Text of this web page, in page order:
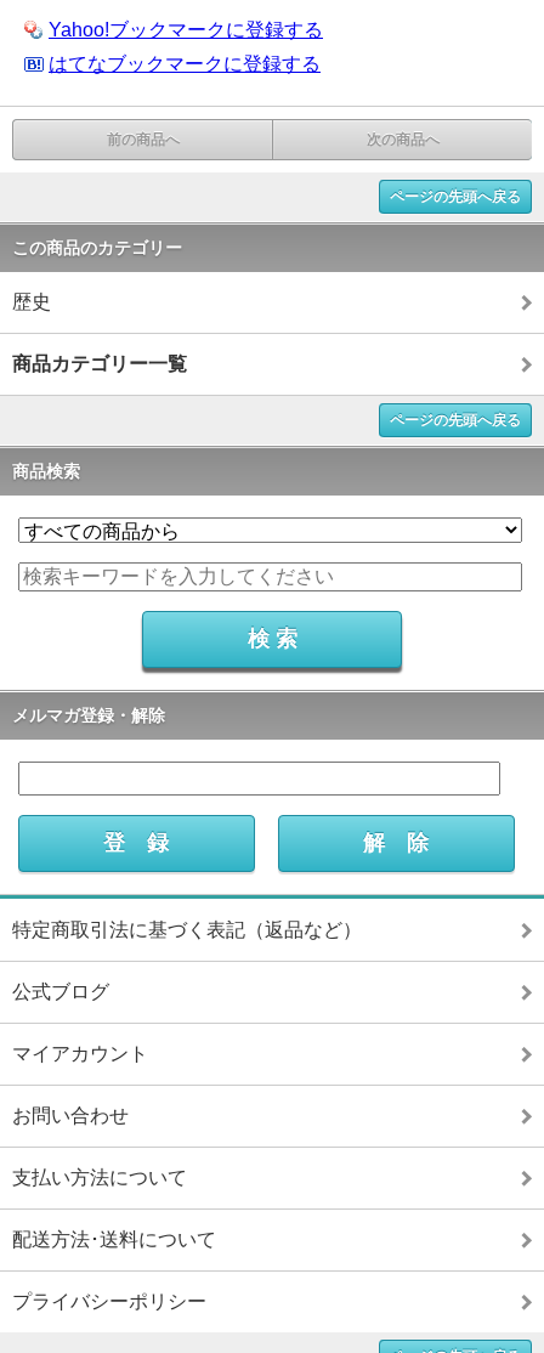
Yahoo!ブックマークに登録する
はてなブックマークに登録する
前の商品へ 次の商品へ
ページの先頭へ戻る
この商品のカテゴリー
歴史
商品カテゴリー一覧
ページの先頭へ戻る
商品検索
メルマガ登録・解除
特定商取引法に基づく表記（返品など）
公式ブログ
マイアカウント
お問い合わせ
支払い方法について
配送方法･送料について
プライバシーポリシー